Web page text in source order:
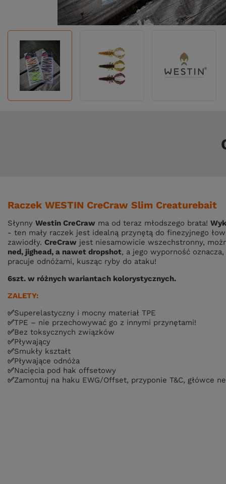
Raczek WESTIN CreCraw Slim Creaturebait
Słynny Westin CreCraw ma od teraz młodszego brata!
- ten mały raczek jest idealną przynętą do finezyjnego
zawiodły. CreCraw jest niesamowicie wszechstronny,
ned, jighead, a nawet dropshot, a jego wyporność
pracuje odnóżami, kusząc ryby do ataku!
6szt. w różnych wariantach kolorystycznych.
ZALETY:
✅Superelastyczny i mocny materiał TPE
✅TPE – nie przechowywać go z innymi przynętami!
✅Bez toksycznych związków
✅Pływający
✅Smukły kształt
✅Pływające odnóża
✅Nacięcia pod hak offsetowy
✅Zamontuj na haku EWG/Offset, przyponie T&C, główce